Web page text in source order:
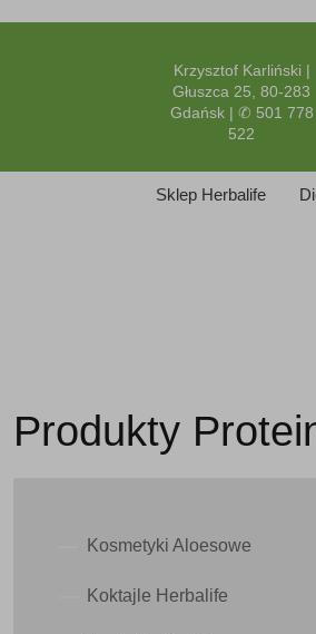
Krzysztof Karliński |
Głuszca 25, 80-283
Gdańsk | ✆ 501 778
522
Sklep Herbalife
Produkty
Kosmetyki Aloesowe
Koktajle Herbalife